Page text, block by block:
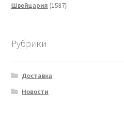
Швейцария 15871587
Рубрики
Доставка
Новости